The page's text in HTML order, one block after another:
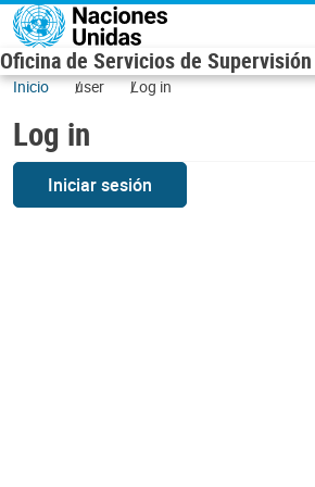
Skip to main content
Oficina de Servicios de
Inicio user Log in
Log in
Iniciar sesión